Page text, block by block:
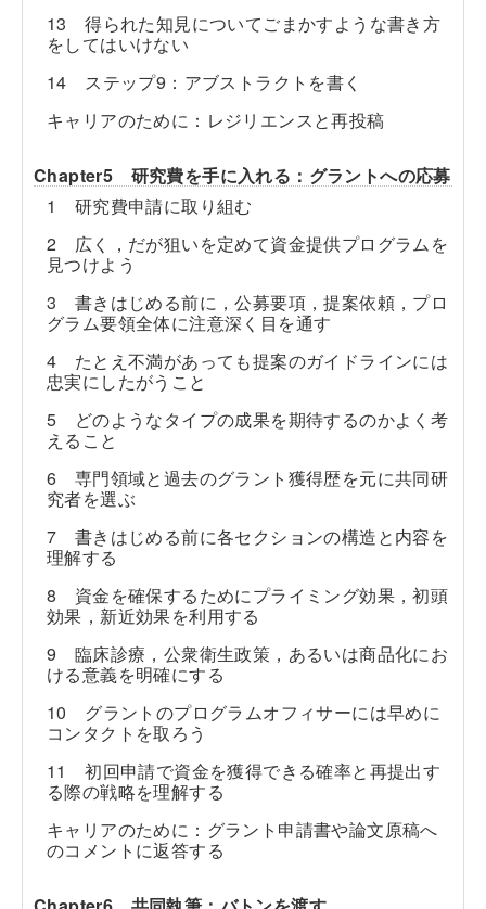
13 得られた知見についてごまかすような書き方
をしてはいけない
14 ステップ9：アブストラクトを書く
キャリアのために：レジリエンスと再投稿
Chapter5 研究費を手に入れる：グラントへの応募
1 研究費申請に取り組む
2 広く，だが狙いを定めて資金提供プログラムを
見つけよう
3 書きはじめる前に，公募要項，提案依頼，プロ
グラム要領全体に注意深く目を通す
4 たとえ不満があっても提案のガイドラインには
忠実にしたがうこと
5 どのようなタイプの成果を期待するのかよく考
えること
6 専門領域と過去のグラント獲得歴を元に共同研
究者を選ぶ
7 書きはじめる前に各セクションの構造と内容を
理解する
8 資金を確保するためにプライミング効果，初頭
効果，新近効果を利用する
9 臨床診療，公衆衛生政策，あるいは商品化にお
ける意義を明確にする
10 グラントのプログラムオフィサーには早めに
コンタクトを取ろう
11 初回申請で資金を獲得できる確率と再提出す
る際の戦略を理解する
キャリアのために：グラント申請書や論文原稿へ
のコメントに返答する